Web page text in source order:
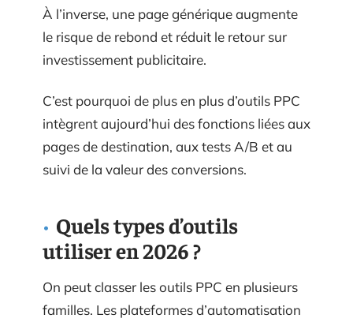
À l’inverse, une page générique augmente
le risque de rebond et réduit le retour sur
investissement publicitaire.
C’est pourquoi de plus en plus d’outils PPC
intègrent aujourd’hui des fonctions liées aux
pages de destination, aux tests A/B et au
suivi de la valeur des conversions.
Quels types d’outils
utiliser en 2026 ?
On peut classer les outils PPC en plusieurs
familles. Les plateformes d’automatisation